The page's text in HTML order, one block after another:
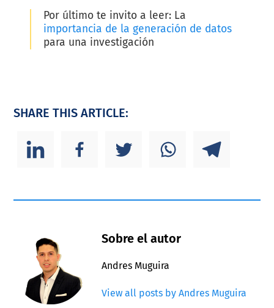
Por último te invito a leer: La
importancia de la generación de datos
para una investigación
SHARE THIS ARTICLE:
Sobre el autor
Andres Muguira
View all posts by Andres Muguira